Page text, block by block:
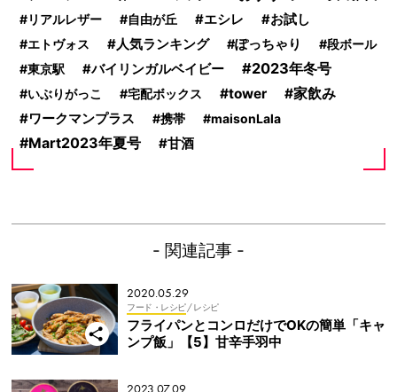
リアルレザー 自由が丘 エシレ お試し
エトヴォス 人気ランキング ぽっちゃり
段ボール
東京駅
バイリンガルベイビー 2023年冬号
いぶりがっこ 宅配ボックス tower
家飲み
ワークマンプラス
携帯 maisonLala
Mart2023年夏号 甘酒
- 関連記事 -
2020.05.29
フード・レシピ/ レシピ
フライパンとコンロだけでOKの簡単「キャ
ンプ飯」【5】甘辛手羽中
2023.07.09